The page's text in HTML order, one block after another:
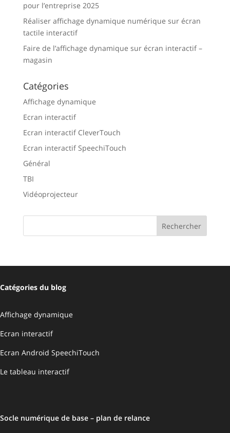
pour l’entreprise 2025
Réaliser affichage dynamique numérique sur écran
tactile interactif
Faire de l’affichage dynamique sur écran interactif –
magasin
Catégories
Affichage dynamique
Ecran interactif
Ecran interactif CleverTouch
Ecran interactif SpeechiTouch
Général
TBI
Vidéoprojecteur
Catégories du blog
Affichage dynamique
Ecran interactif
Ecran Android SpeechiTouch
Le tableau interactif
Socle numérique de base – plan de relance